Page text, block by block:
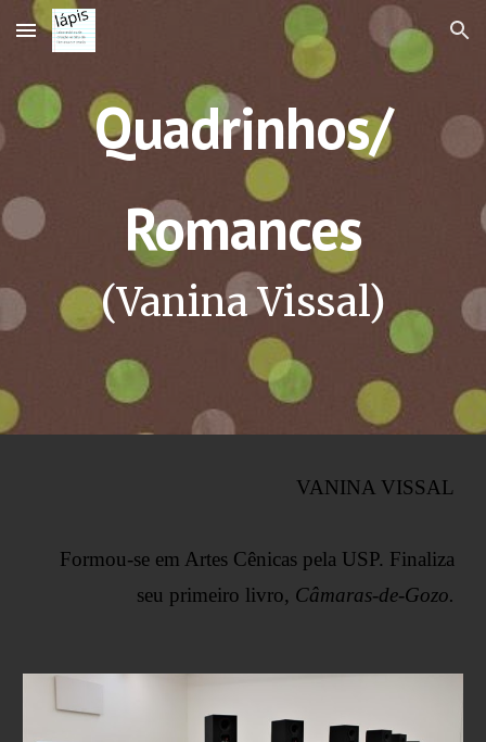
Skip to main content Skip to navigation
Quadrinhos/
Romances
(Vanina Vissal)
VANINA VISSAL
Formou-se em Artes Cênicas pela USP. Finaliza
seu primeiro livro, Câmaras-de-Gozo.